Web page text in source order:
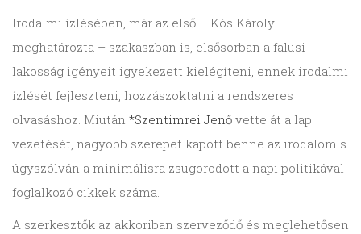
Irodalmi ízlésében, már az első – Kós Károly
meghatározta – szakaszban is, elsősorban a falusi
lakosság igényeit igyekezett kielégíteni, ennek irodalmi
ízlését fejleszteni, hozzászoktatni a rendszeres
olvasáshoz. Miután *Szentimrei Jenő vette át a lap
vezetését, nagyobb szerepet kapott benne az irodalom s
úgyszólván a minimálisra zsugorodott a napi politikával
foglalkozó cikkek száma.
A szerkesztők az akkoriban szerveződő és meglehetősen